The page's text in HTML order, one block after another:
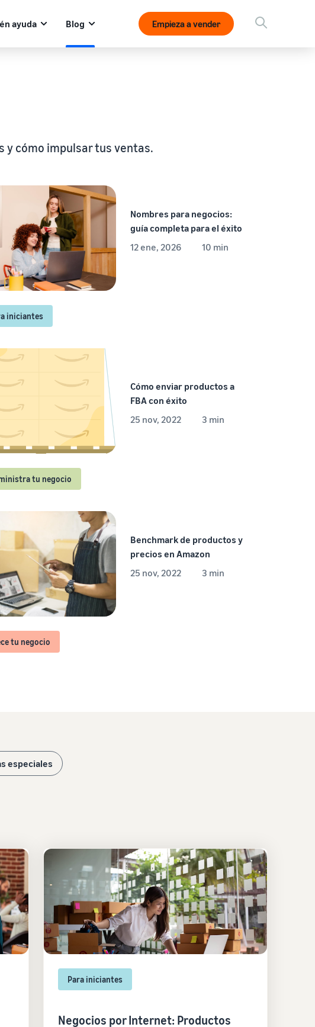
ayuda Blog Empieza a vender
y cómo impulsar tus ventas.
iniciantes
Nombres para negocios:
guía completa para el éxito
12 ene, 2026
10 min
tu negocio
Cómo enviar productos a
FBA con éxito
25 nov, 2022
3 min
tu negocio
Benchmark de productos y
precios en Amazon
25 nov, 2022
3 min
especiales
Para iniciantes
Negocios por Internet: Productos